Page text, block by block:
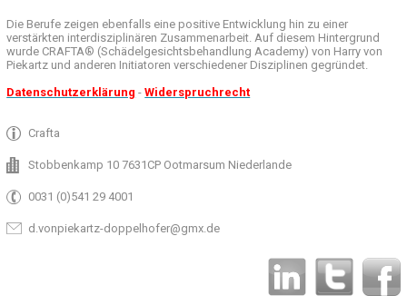
Die Berufe zeigen ebenfalls eine positive Entwicklung hin zu einer
verstärkten interdisziplinären Zusammenarbeit. Auf diesem Hintergrund
wurde CRAFTA® (Schädelgesichtsbehandlung Academy) von Harry von
Piekartz und anderen Initiatoren verschiedener Disziplinen gegründet.
Datenschutzerklärung -Widerspruchrecht
Crafta
Stobbenkamp 10 7631CP Ootmarsum Niederlande
0031 (0)541 29 4001
d.vonpiekartz-doppelhofer@gmx.de